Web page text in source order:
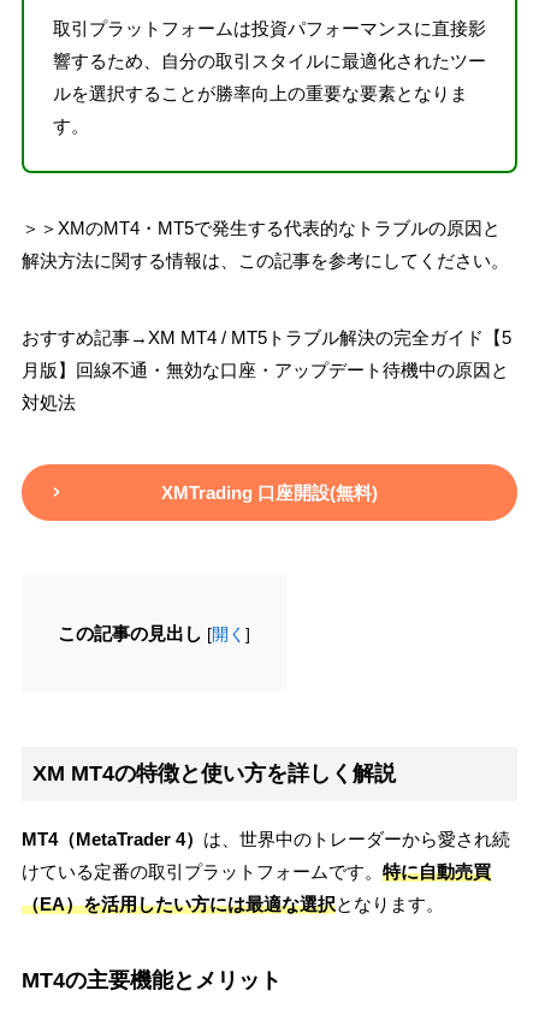
取引プラットフォームは投資パフォーマンスに直接影
響するため、自分の取引スタイルに最適化されたツー
ルを選択することが勝率向上の重要な要素となりま
す。
＞＞XMのMT4・MT5で発生する代表的なトラブルの原因と
解決方法に関する情報は、この記事を参考にしてください。
おすすめ記事→XM MT4 / MT5トラブル解決の完全ガイド【5
月版】回線不通・無効な口座・アップデート待機中の原因と
対処法
XMTrading 口座開設(無料)
この記事の見出し [開く ]
XM MT4の特徴と使い方を詳しく解説
MT4（MetaTrader 4） は、世界中のトレーダーから愛され続
けている定番の取引プラットフォームです。 特に自動売買
（EA）を活用したい方には最適な選択となります。
MT4の主要機能とメリット